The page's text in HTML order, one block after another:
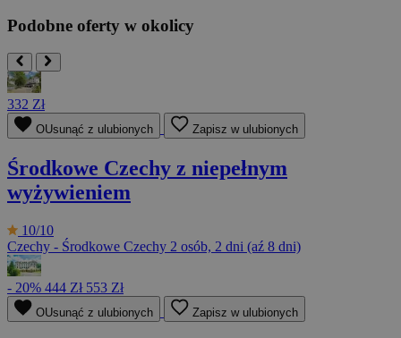
Podobne oferty w okolicy
332 Zł
OUsunąć z ulubionych Zapisz w ulubionych
Środkowe Czechy z niepełnym
wyżywieniem
10/10
Czechy - Środkowe Czechy 2 osób, 2 dni (aź 8 dni)
- 20% 444 Zł 553 Zł
OUsunąć z ulubionych Zapisz w ulubionych